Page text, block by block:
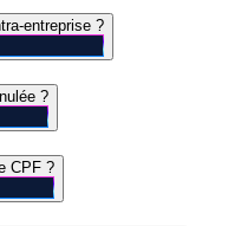
entreprise ?
?
CPF ?